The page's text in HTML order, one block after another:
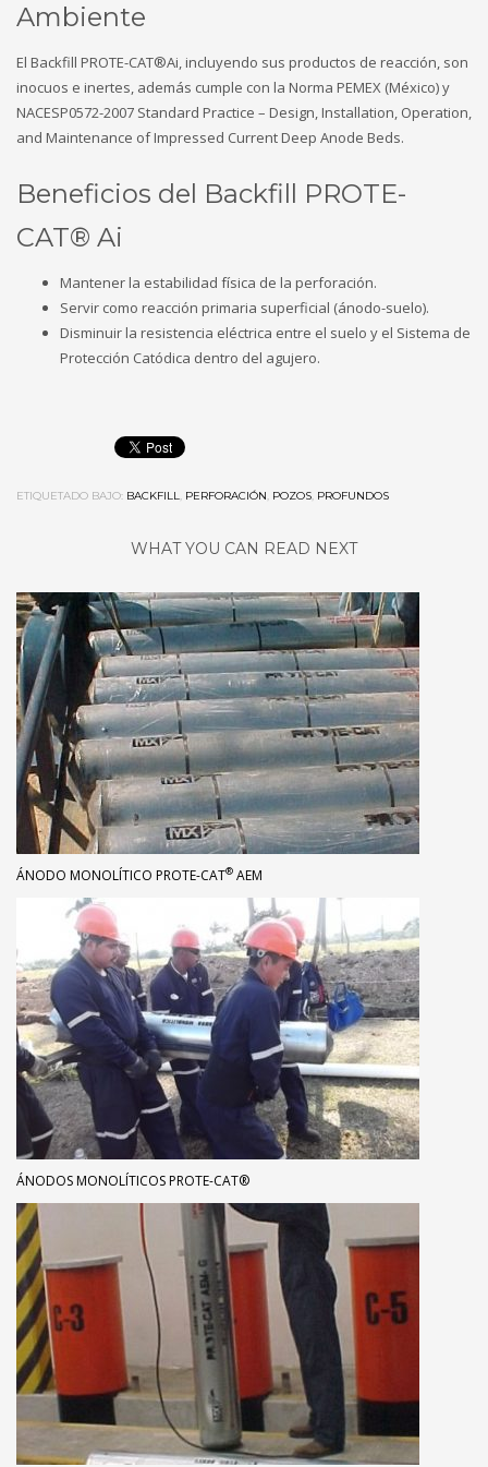
Ambiente
El Backfill PROTE-CAT®Ai, incluyendo sus productos de reacción, son
inocuos e inertes, además cumple con la Norma PEMEX (México) y
NACESP0572-2007 Standard Practice – Design, Installation, Operation,
and Maintenance of Impressed Current Deep Anode Beds.
Beneficios del Backfill PROTE-
CAT® Ai
Mantener la estabilidad física de la perforación.
Servir como reacción primaria superficial (ánodo-suelo).
Disminuir la resistencia eléctrica entre el suelo y el Sistema de
Protección Catódica dentro del agujero.
ETIQUETADO BAJO: BACKFILL PERFORACIÓN POZOS PROFUNDOS
WHAT YOU CAN READ NEXT
ÁNODO MONOLÍTICO PROTE-CAT® AEM
ÁNODOS MONOLÍTICOS PROTE-CAT®